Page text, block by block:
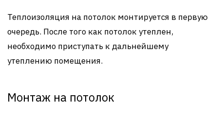
Теплоизоляция на потолок монтируется в первую
очередь. После того как потолок утеплен,
необходимо приступать к дальнейшему
утеплению помещения.
Монтаж на потолок